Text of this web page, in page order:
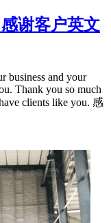
谢客户英文
business and your
Thank you so much
clients like you. 感